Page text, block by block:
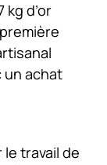
d’or
un achat
travail de